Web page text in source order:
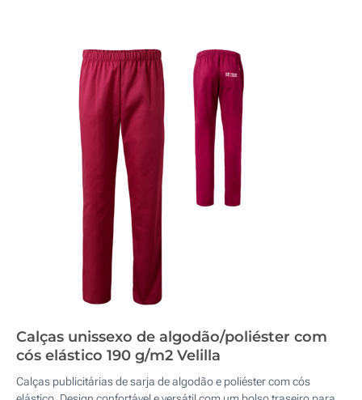
Calças unissexo de algodão/poliéster com
cós elástico 190 g/m2 Velilla
Calças publicitárias de sarja de algodão e poliéster com cós